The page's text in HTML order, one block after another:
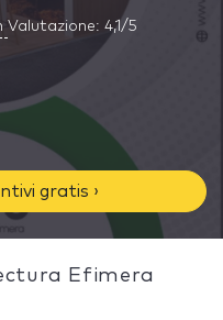
Valutazione: 4,1/5
gratis ›
Efimera